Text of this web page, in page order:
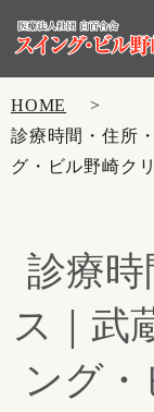
HOME
診療時間・住所
グ・ビル野崎ク
診療
ス｜武
ング